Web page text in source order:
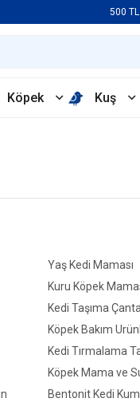
500
Köpek Kuş
Yaş Kedi Maması
Kuru Köpek
Kedi Taşıma
Köpek Bakım
Kedi Tırmalama
Köpek Mama ve
Bentonit Kedi